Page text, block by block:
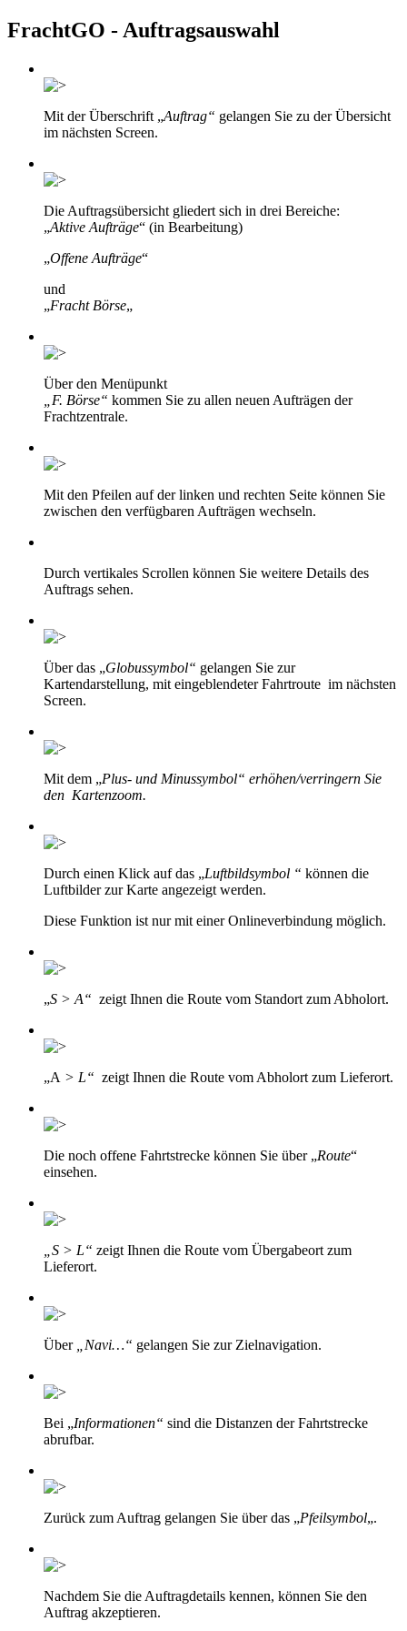
FrachtGO - Auftragsauswahl
Mit der Überschrift „Auftrag“ gelangen Sie zu der Übersicht
im nächsten Screen.
Die Auftragsübersicht gliedert sich in drei Bereiche:
„Aktive Aufträge“ (in Bearbeitung)
„Offene Aufträge“
und
„Fracht Börse„
Über den Menüpunkt
„F. Börse“ kommen Sie zu allen neuen Aufträgen der
Frachtzentrale.
Mit den Pfeilen auf der linken und rechten Seite können Sie
zwischen den verfügbaren Aufträgen wechseln.
Durch vertikales Scrollen können Sie weitere Details des
Auftrags sehen.
Über das „Globussymbol“ gelangen Sie zur
Kartendarstellung, mit eingeblendeter Fahrtroute im nächsten
Screen.
Mit dem „Plus- und Minussymbol“ erhöhen/verringern Sie
den Kartenzoom.
Durch einen Klick auf das „Luftbildsymbol “ können die
Luftbilder zur Karte angezeigt werden.
Diese Funktion ist nur mit einer Onlineverbindung möglich.
„S > A“ zeigt Ihnen die Route vom Standort zum Abholort.
„A > L“ zeigt Ihnen die Route vom Abholort zum Lieferort.
Die noch offene Fahrtstrecke können Sie über „Route“
einsehen.
„S > L“ zeigt Ihnen die Route vom Übergabeort zum
Lieferort.
Über „Navi…“ gelangen Sie zur Zielnavigation.
Bei „Informationen“ sind die Distanzen der Fahrtstrecke
abrufbar.
Zurück zum Auftrag gelangen Sie über das „Pfeilsymbol„.
Nachdem Sie die Auftragdetails kennen, können Sie den
Auftrag akzeptieren.